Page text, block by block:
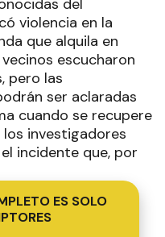
violencia en la
que alquila en
escucharon
pero las
ser aclaradas
cuando se recupere
investigadores
incidente que, por
ES SOLO